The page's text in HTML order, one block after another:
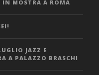
IN MOSTRA A ROMA
JAZZ E
A PALAZZO BRASCHI